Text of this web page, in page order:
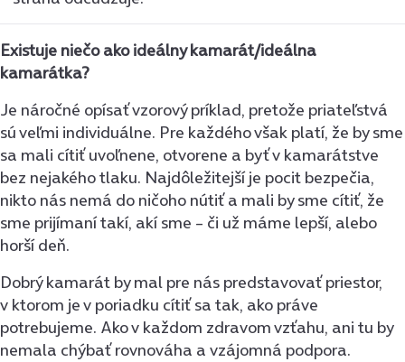
Existuje niečo ako ideálny kamarát/ideálna
kamarátka?
Je náročné opísať vzorový príklad, pretože priateľstvá
sú veľmi individuálne. Pre každého však platí, že by sme
sa mali cítiť uvoľnene, otvorene a byť v kamarátstve
bez nejakého tlaku. Najdôležitejší je pocit bezpečia,
nikto nás nemá do ničoho nútiť a mali by sme cítiť, že
sme prijímaní takí, akí sme – či už máme lepší, alebo
horší deň.
Dobrý kamarát by mal pre nás predstavovať priestor,
v ktorom je v poriadku cítiť sa tak, ako práve
potrebujeme. Ako v každom zdravom vzťahu, ani tu by
nemala chýbať rovnováha a vzájomná podpora.